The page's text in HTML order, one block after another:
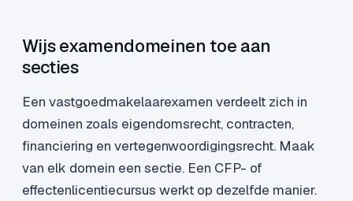
Wijs examendomeinen toe aan
secties
Een vastgoedmakelaarexamen verdeelt zich in
domeinen zoals eigendomsrecht, contracten,
financiering en vertegenwoordigingsrecht. Maak
van elk domein een sectie. Een CFP- of
effectenlicentiecursus werkt op dezelfde manier.